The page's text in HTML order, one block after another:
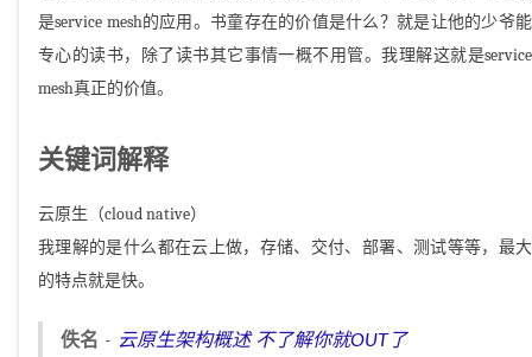
是service mesh的应用。书童存在的价值是什么？就是让他的少爷能
专心的读书，除了读书其它事情一概不用管。我理解这就是service
mesh真正的价值。
关键词解释
云原生（cloud native）
我理解的是什么都在云上做，存储、交付、部署、测试等等，最大
的特点就是快。
佚名
云原生架构概述 不了解你就OUT了